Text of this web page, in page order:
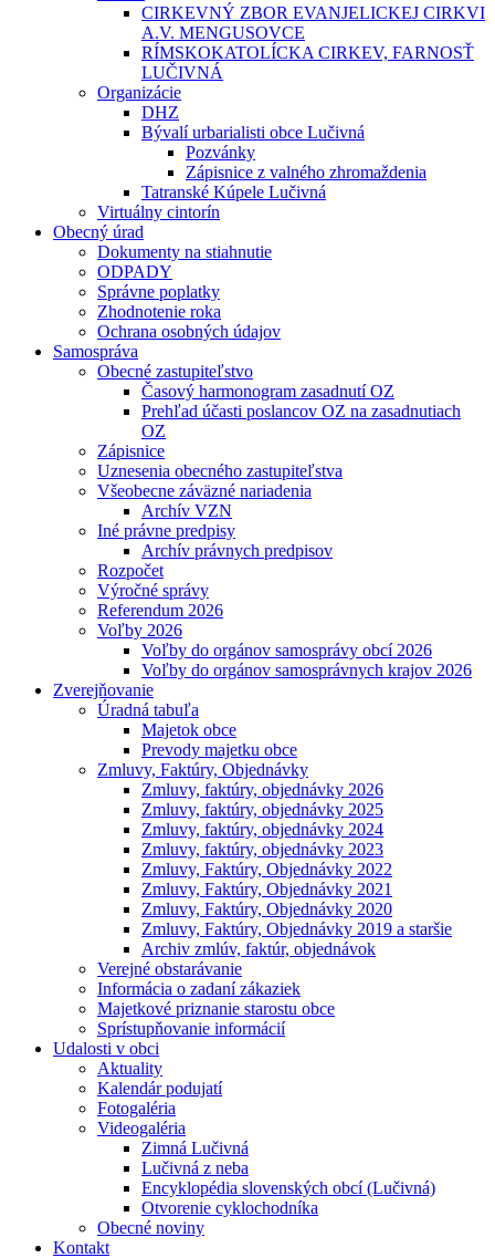
CIRKEVNÝ ZBOR EVANJELICKEJ CIRKVI
A.V. MENGUSOVCE
RÍMSKOKATOLÍCKA CIRKEV, FARNOSŤ
LUČIVNÁ
Organizácie
DHZ
Bývalí urbarialisti obce Lučivná
Pozvánky
Zápisnice z valného zhromaždenia
Tatranské Kúpele Lučivná
Virtuálny cintorín
Obecný úrad
Dokumenty na stiahnutie
ODPADY
Správne poplatky
Zhodnotenie roka
Ochrana osobných údajov
Samospráva
Obecné zastupiteľstvo
Časový harmonogram zasadnutí OZ
Prehľad účasti poslancov OZ na zasadnutiach
OZ
Zápisnice
Uznesenia obecného zastupiteľstva
Všeobecne záväzné nariadenia
Archív VZN
Iné právne predpisy
Archív právnych predpisov
Rozpočet
Výročné správy
Referendum 2026
Voľby 2026
Voľby do orgánov samosprávy obcí 2026
Voľby do orgánov samosprávnych krajov 2026
Zverejňovanie
Úradná tabuľa
Majetok obce
Prevody majetku obce
Zmluvy, Faktúry, Objednávky
Zmluvy, faktúry, objednávky 2026
Zmluvy, faktúry, objednávky 2025
Zmluvy, faktúry, objednávky 2024
Zmluvy, faktúry, objednávky 2023
Zmluvy, Faktúry, Objednávky 2022
Zmluvy, Faktúry, Objednávky 2021
Zmluvy, Faktúry, Objednávky 2020
Zmluvy, Faktúry, Objednávky 2019 a staršie
Archiv zmlúv, faktúr, objednávok
Verejné obstarávanie
Informácia o zadaní zákaziek
Majetkové priznanie starostu obce
Sprístupňovanie informácií
Udalosti v obci
Aktuality
Kalendár podujatí
Fotogaléria
Videogaléria
Zimná Lučivná
Lučivná z neba
Encyklopédia slovenských obcí (Lučivná)
Otvorenie cyklochodníka
Obecné noviny
Kontakt